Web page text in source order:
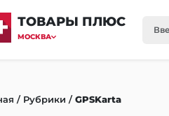
ТОВАРЫ ПЛЮС
МОСКВА
/ Рубрики /GPSKarta